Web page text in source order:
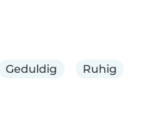
Geduldig Ruhig